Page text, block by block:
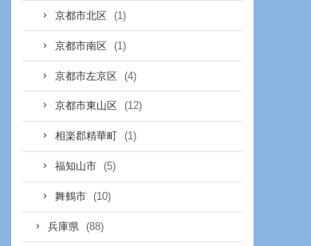
京都市北区 (1)
京都市南区 (1)
京都市左京区 (4)
京都市東山区 (12)
相楽郡精華町 (1)
福知山市 (5)
舞鶴市 (10)
兵庫県 (88)